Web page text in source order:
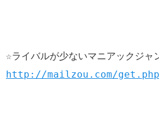
☆ライバルが少ないマニアックジャ
http://mailzou.com/